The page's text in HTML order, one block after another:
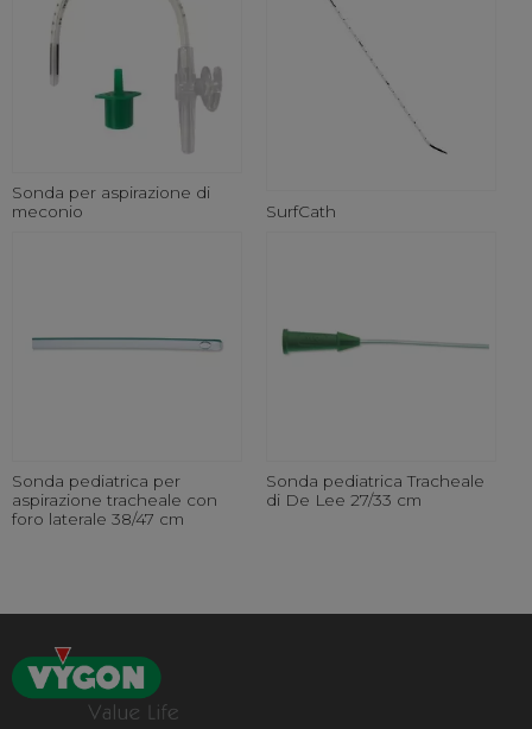
Sonda per aspirazione di
meconio
SurfCath
Sonda pediatrica per
aspirazione tracheale con
foro laterale 38/47 cm
Sonda pediatrica Tracheale
di De Lee 27/33 cm